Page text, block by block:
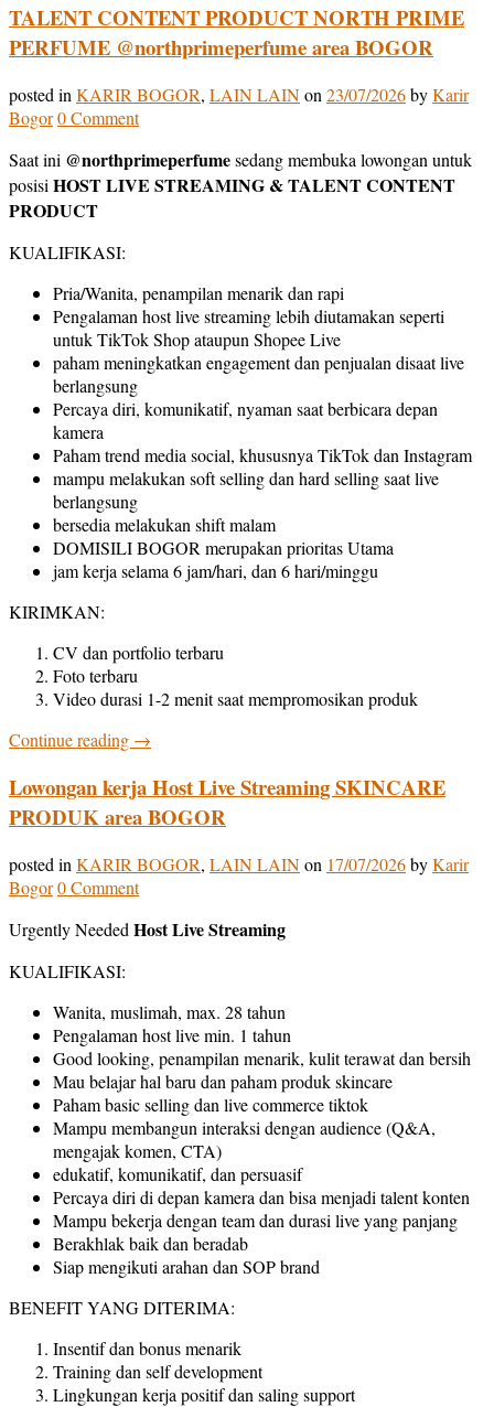
TALENT CONTENT PRODUCT NORTH PRIME
PERFUME @northprimeperfume area BOGOR
posted in KARIR BOGOR, LAIN LAINon 23/07/2026byKarir
Bogor0 Comment
Saat ini @northprimeperfumesedang membuka lowongan untuk
posisi HOST LIVE STREAMING & TALENT CONTENT
PRODUCT
KUALIFIKASI:
Pria/Wanita, penampilan menarik dan rapi
Pengalaman host live streaming lebih diutamakan seperti
untuk TikTok Shop ataupun Shopee Live
paham meningkatkan engagement dan penjualan disaat live
berlangsung
Percaya diri, komunikatif, nyaman saat berbicara depan
kamera
Paham trend media social, khususnya TikTok dan Instagram
mampu melakukan soft selling dan hard selling saat live
berlangsung
bersedia melakukan shift malam
DOMISILI BOGOR merupakan prioritas Utama
jam kerja selama 6 jam/hari, dan 6 hari/minggu
KIRIMKAN:
CV dan portfolio terbaru
Foto terbaru
Video durasi 1-2 menit saat mempromosikan produk
Continue reading →
Lowongan kerja Host Live Streaming SKINCARE
PRODUK area BOGOR
posted in KARIR BOGOR, LAIN LAINon 17/07/2026byKarir
Bogor0 Comment
Urgently Needed Host Live Streaming
KUALIFIKASI:
Wanita, muslimah, max. 28 tahun
Pengalaman host live min. 1 tahun
Good looking, penampilan menarik, kulit terawat dan bersih
Mau belajar hal baru dan paham produk skincare
Paham basic selling dan live commerce tiktok
Mampu membangun interaksi dengan audience (Q&A,
mengajak komen, CTA)
edukatif, komunikatif, dan persuasif
Percaya diri di depan kamera dan bisa menjadi talent konten
Mampu bekerja dengan team dan durasi live yang panjang
Berakhlak baik dan beradab
Siap mengikuti arahan dan SOP brand
BENEFIT YANG DITERIMA:
Insentif dan bonus menarik
Training dan self development
Lingkungan kerja positif dan saling support